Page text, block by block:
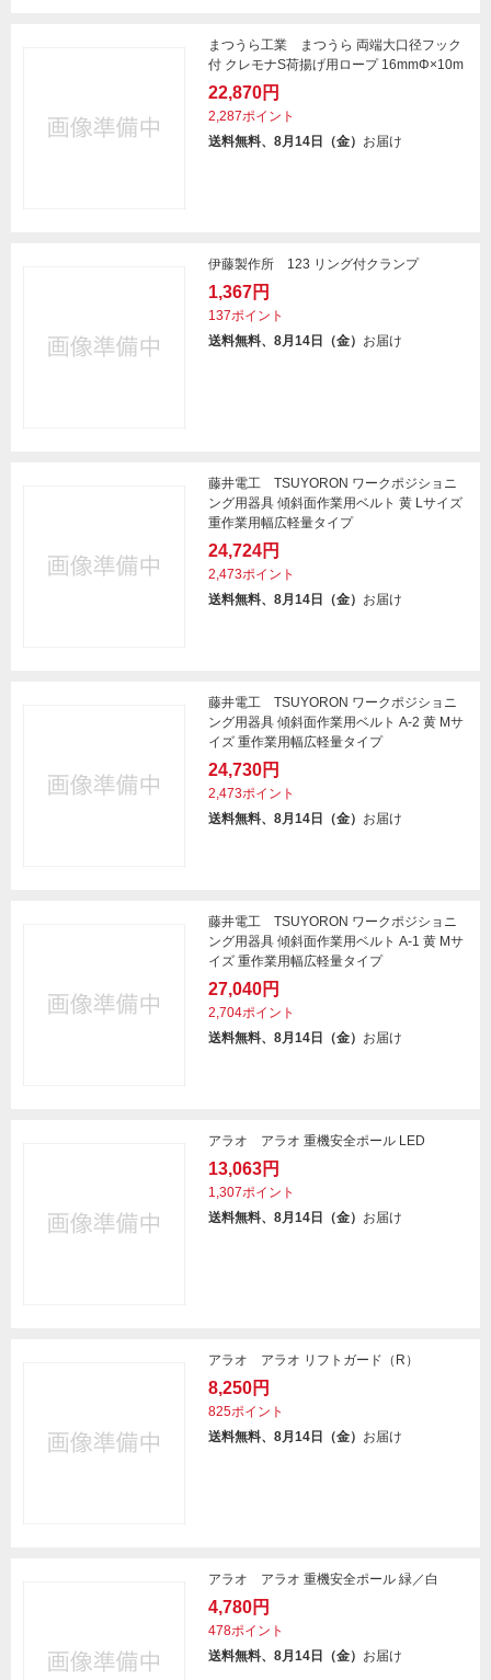
まつうら工業 まつうら 両端大口径フック
付 クレモナS荷揚げ用ロープ 16mmΦ×10m
22,870円
2,287ポイント
送料無料、8月14日（金） お届け
伊藤製作所 123 リング付クランプ
1,367円
137ポイント
送料無料、8月14日（金） お届け
藤井電工 TSUYORON ワークポジショニ
ング用器具 傾斜面作業用ベルト 黄 Lサイズ
重作業用幅広軽量タイプ
24,724円
2,473ポイント
送料無料、8月14日（金） お届け
藤井電工 TSUYORON ワークポジショニ
ング用器具 傾斜面作業用ベルト A-2 黄 Mサ
イズ 重作業用幅広軽量タイプ
24,730円
2,473ポイント
送料無料、8月14日（金） お届け
藤井電工 TSUYORON ワークポジショニ
ング用器具 傾斜面作業用ベルト A-1 黄 Mサ
イズ 重作業用幅広軽量タイプ
27,040円
2,704ポイント
送料無料、8月14日（金） お届け
アラオ アラオ 重機安全ポール LED
13,063円
1,307ポイント
送料無料、8月14日（金） お届け
アラオ アラオ リフトガード（R）
8,250円
825ポイント
送料無料、8月14日（金） お届け
アラオ アラオ 重機安全ポール 緑／白
4,780円
478ポイント
送料無料、8月14日（金） お届け